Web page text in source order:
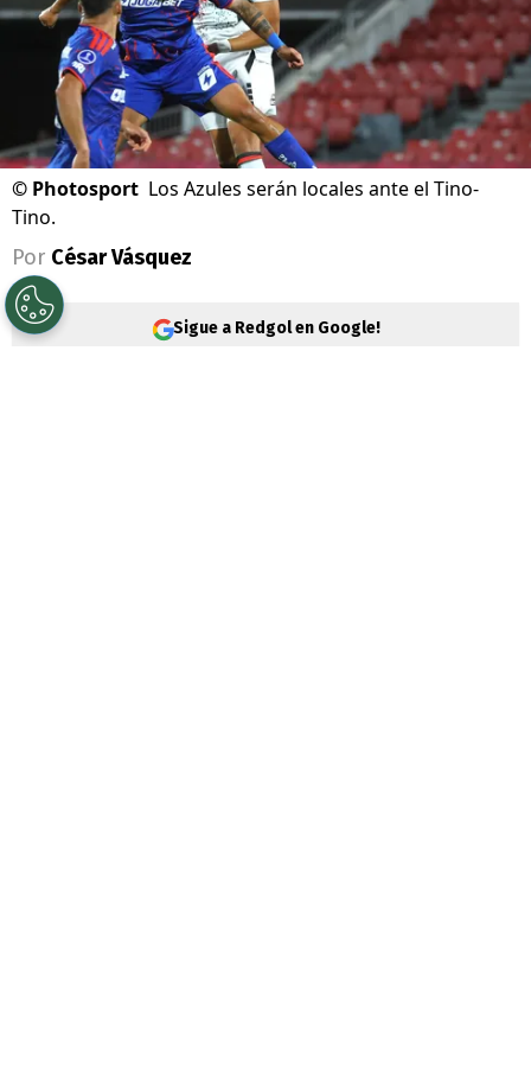
© Photosport Los Azules serán locales ante el Tino-
Tino.
Por César Vásquez
Sigue a Redgol en Google!